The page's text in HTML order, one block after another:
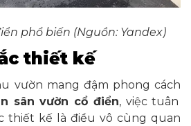
phổ biến (Nguồn: Yandex)
thiết kế
vườn mang đậm phong cách
sân vườn cổ điển, việc tuân
thiết kế là điều vô cùng quan